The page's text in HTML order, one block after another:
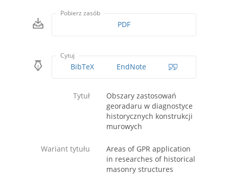
Pobierz zasób
PDF
Cytuj
BibTeX EndNote
Tytuł
Obszary zastosowań
georadaru w diagnostyce
historycznych konstrukcji
murowych
Wariant tytułu
Areas of GPR application
in researches of historical
masonry structures